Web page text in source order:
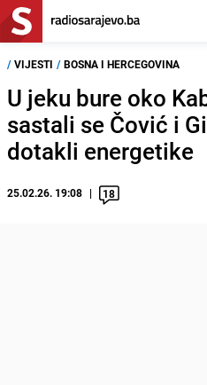
/ VIJESTI / BOSNA I HERCEGOVINA
U jeku bure oko
sastali se Čović i
dotakli energetike
25.02.26. 19:08 18